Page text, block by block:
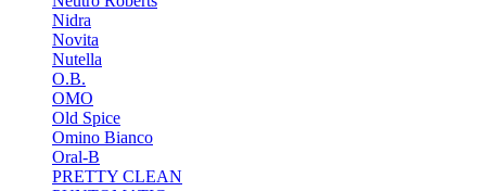
Nidra
Novita
Nutella
O.B.
OMO
Old Spice
Omino Bianco
Oral-B
PRETTY CLEAN